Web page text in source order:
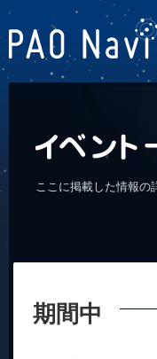
ここに掲載した情報の
期間中